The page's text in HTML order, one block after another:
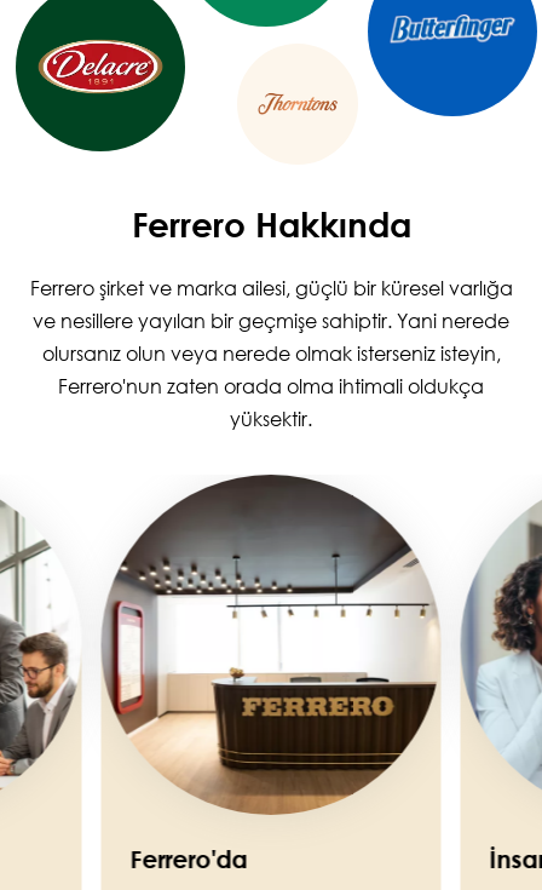
Ferrero Hakkında
Ferrero şirket ve marka ailesi, güçlü bir küresel varlığa
ve nesillere yayılan bir geçmişe sahiptir. Yani nerede
olursanız olun veya nerede olmak isterseniz isteyin,
Ferrero'nun zaten orada olma ihtimali oldukça
yüksektir.
Ferrero'da